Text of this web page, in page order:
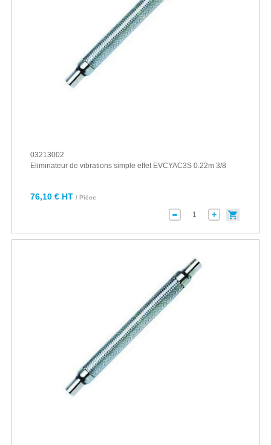
03213002
Eliminateur de vibrations simple effet EVCYAC3S 0.22m 3/8
76,10 € HT / Pièce